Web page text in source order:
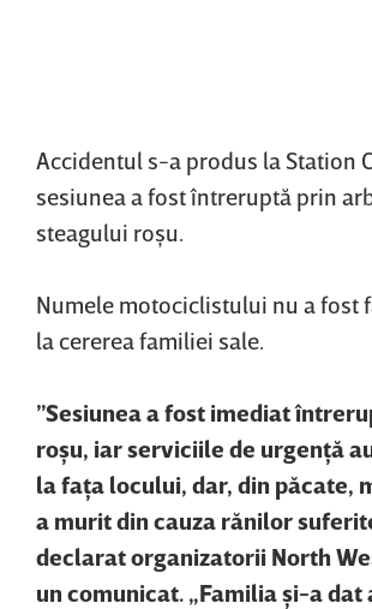
Accidentul s-a produs la Station
sesiunea a fost întreruptă prin
steagului roşu.
Numele motociclistului nu a fost
la cererea familiei sale.
”Sesiunea a fost imediat
roşu, iar serviciile de urgenţă
la faţa locului, dar, din păcate,
a murit din cauza rănilor
declarat organizatorii North
un comunicat. „Familia şi-a dat